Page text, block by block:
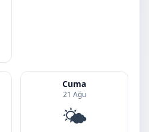
Cuma
21 Ağu
🌤️